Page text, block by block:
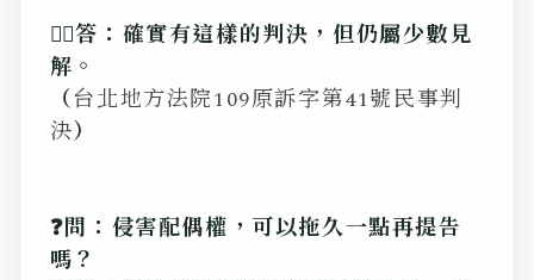
💁‍♂️答：確實有這樣的判決，但仍屬少數見
解。
（台北地方法院109原訴字第41號民事判
決）
❓問：侵害配偶權，可以拖久一點再提告
嗎？